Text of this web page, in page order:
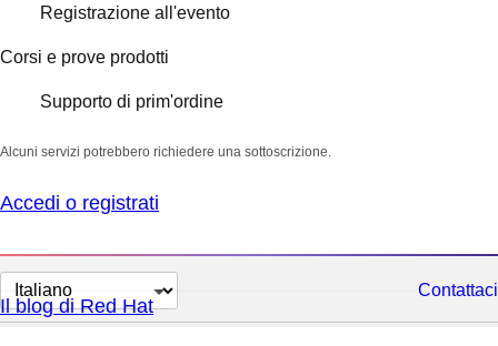
Registrazione all'evento
Corsi e prove prodotti
Supporto di prim'ordine
Alcuni servizi potrebbero richiedere una sottoscrizione.
Accedi o registrati
Cambia
lingua
Contattaci
Il blog di Red Hat